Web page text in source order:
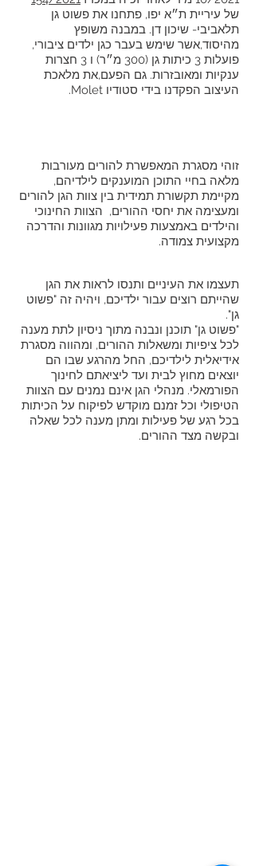
של עיריית ת״א יפו, פתחנו את פשוט גן
תלאביבי- שיכון דן. במבנה משופץ
מהיסוד,אשר שימש בעבר כגן ילדים ציבורי,
פועלות 3 כיתות גן (300 מ״ר) ו 3 חצרות
ענקיות ומאובזרות. גם הפעם,את מלאכת
העיצוב הפקדנו בידי סטודיו Molet.
זוהי מסגרת המאפשרת להורים מעורבות
מלאה בחיי התוכן המוענקים לילדיהם,
מקיימת תקשורת תמידית בין צוות הגן להורים
ומעצימה את יחסי ההורים, הצוות החינוכי
והילדים באמצעות פעילויות מגוונות והדרכה
מקצועית צמודה.
תעצמו את העיניים ותנסו לראות את הגן
שהייתם רוצים עבור ילדיכם, ויהיה זה "פשוט
גן".
"פשוט גן" תוכנן ונבנה מתוך ניסיון לתת מענה
לכל ציפיות ומשאלות ההורים, ומהווה מסגרת
אידיאלית לילדיכם, החל מהרגע שבו הם
יוצאים מחוץ לבית ועד ליציאתם לחינוך
הפורמאלי. מנהלי הגן אינם נמנים עם הצוות
הטיפולי וכל זמנם מוקדש לפיקוח על הכיתות
בכל רגע של פעילות ומתן מענה לכל שאלה
ובקשה מצד ההורים.